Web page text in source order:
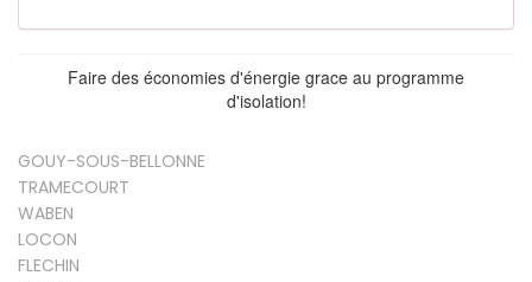
Faire des économies d'énergie grace au programme
d'isolation!
GOUY-SOUS-BELLONNE
TRAMECOURT
WABEN
LOCON
FLECHIN